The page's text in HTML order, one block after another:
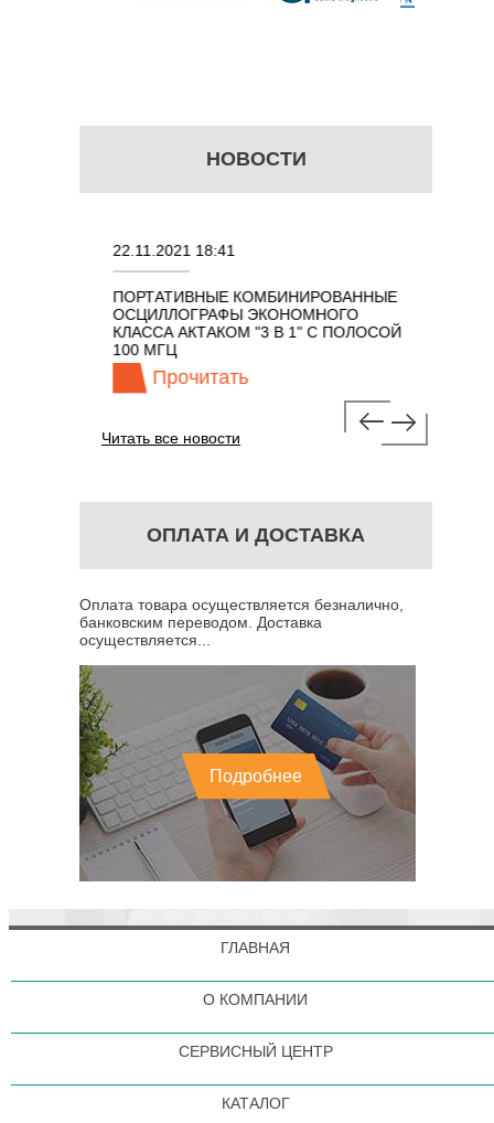
НОВОСТИ
22.11.2021 18:41
ПОРТАТИВНЫЕ КОМБИНИРОВАННЫЕ
ОСЦИЛЛОГРАФЫ ЭКОНОМНОГО
КЛАССА АКТАКОМ "3 В 1" С ПОЛОСОЙ
100 МГЦ
Прочитать
Читать все новости
ОПЛАТА И ДОСТАВКА
Оплата товара осуществляется безналично,
банковским переводом. Доставка
осуществляется...
Подробнее
ГЛАВНАЯ
О КОМПАНИИ
СЕРВИСНЫЙ ЦЕНТР
КАТАЛОГ